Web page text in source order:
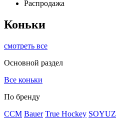
Распродажа
Коньки
смотреть все
Основной раздел
Все коньки
По бренду
ССМ Bauer True Hockey SOYUZ